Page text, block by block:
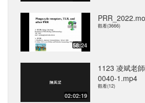
58:24
觀看(3666)
02:02:19
1123 凌斌老
0040-1.mp4
觀看(12)